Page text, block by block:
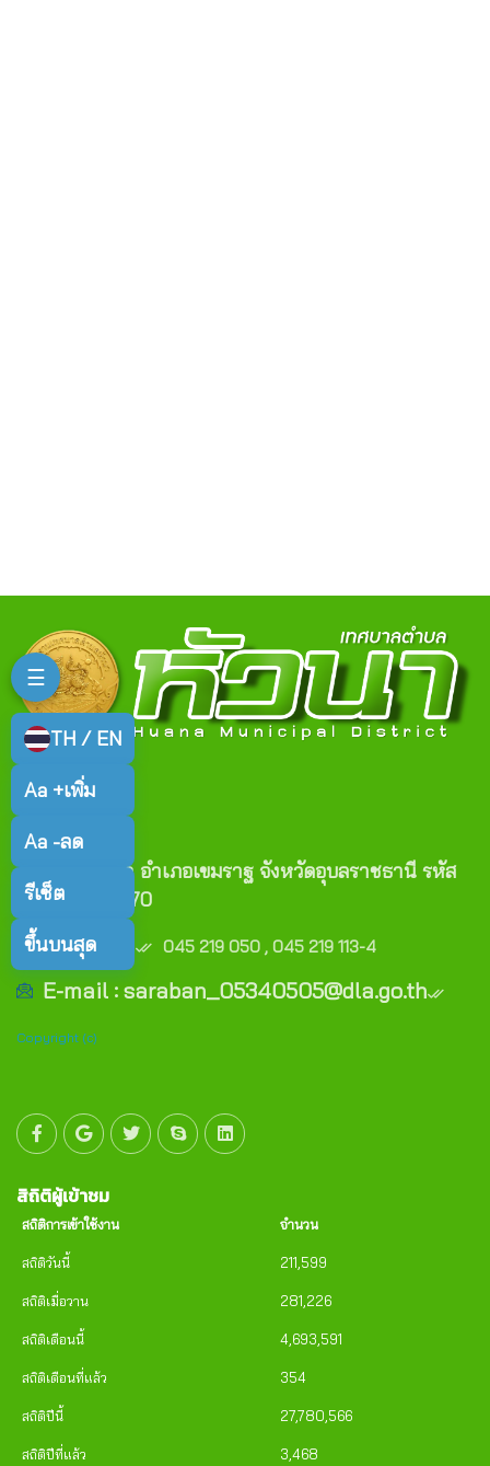
☰
TH / EN
Aa +เพิ่ม
Aa -ลด
รีเซ็ต
ขึ้นบนสุด
ติดต่อเรา
ตำบลหัวนา อำเภอเขมราฐ จังหวัดอุบลราชธานี รหัส
ไปรษณีย์ 34170
เบอร์โทร : 045 219 050 , 045 219 113-4
E-mail : saraban_05340505@dla.go.th
Copyright (c)
สิถิติผู้เข้าชม
สถิติการเข้าใช้งาน จำนวน
สถิติวันนี้ 211,599
สถิติเมื่อวาน 281,226
สถิติเดือนนี้ 4,693,591
สถิติเดือนที่แล้ว 354
สถิติปีนี้ 27,780,566
สถิติปีที่แล้ว 3,468